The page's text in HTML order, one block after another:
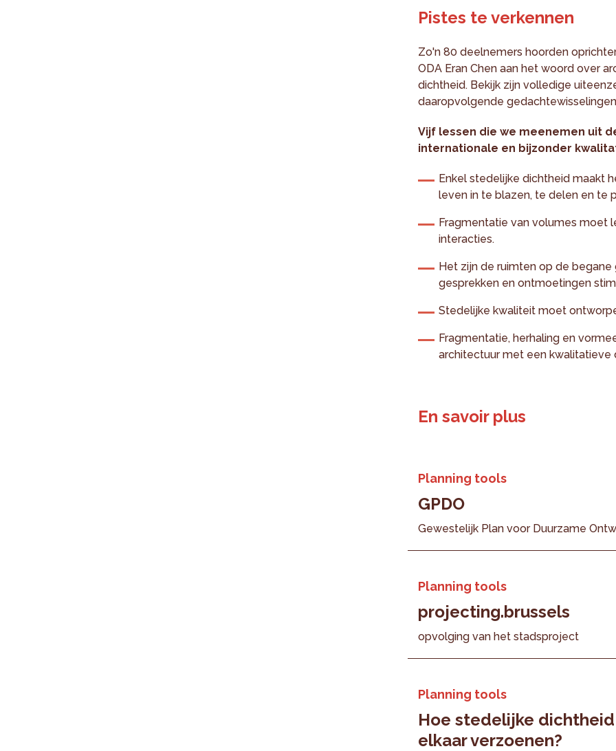
Pistes te verkennen
Zo'n 80 deelnemers hoorden
ODA Eran Chen aan het woord over
dichtheid. Bekijk zijn volledige
daaropvolgende
Vijf lessen die we meenemen uit
internationale en bijzonder
Enkel stedelijke dichtheid maakt
leven in te blazen, te delen en te
Fragmentatie van volumes moet
interacties.
Het zijn de ruimten op de
gesprekken en ontmoetingen
Stedelijke kwaliteit moet
Fragmentatie, herhaling en
architectuur met een kwalitatieve
En savoir plus
Planning tools
GPDO
Gewestelijk Plan voor Duurzame
Planning tools
projecting.brussels
opvolging van het stadsproject
Planning tools
Hoe stedelijke
elkaar verzoenen?